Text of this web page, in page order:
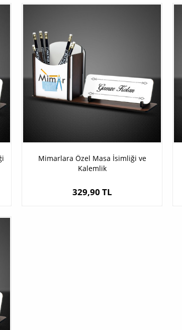
Mimarlara Özel Masa İsimliği ve
Kalemlik
329,90 TL